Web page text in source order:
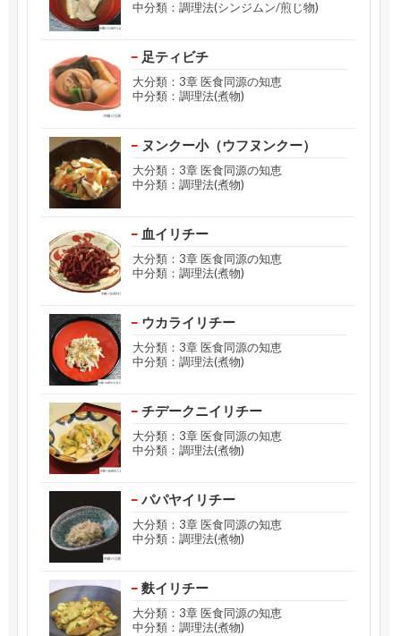
中分類：調理法(シンジムン/煎じ物)
足ティビチ
大分類：3章 医食同源の知恵
中分類：調理法(煮物)
ヌンクー小（ウフヌンクー）
大分類：3章 医食同源の知恵
中分類：調理法(煮物)
血イリチー
大分類：3章 医食同源の知恵
中分類：調理法(煮物)
ウカライリチー
大分類：3章 医食同源の知恵
中分類：調理法(煮物)
チデークニイリチー
大分類：3章 医食同源の知恵
中分類：調理法(煮物)
パパヤイリチー
大分類：3章 医食同源の知恵
中分類：調理法(煮物)
麩イリチー
大分類：3章 医食同源の知恵
中分類：調理法(煮物)